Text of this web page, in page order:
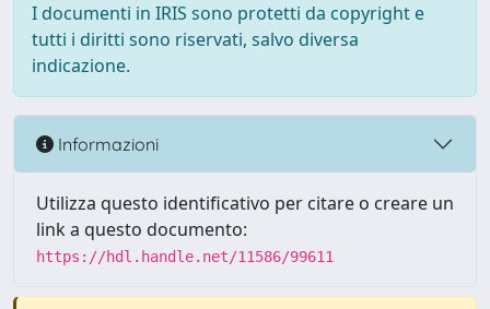
I documenti in IRIS sono protetti da copyright e
tutti i diritti sono riservati, salvo diversa
indicazione.
Informazioni
Utilizza questo identificativo per citare o creare un
link a questo documento:
https://hdl.handle.net/11586/99611